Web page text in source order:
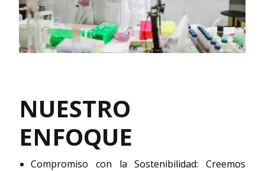
NUESTRO
ENFOQUE
Compromiso con la Sostenibilidad: Creemos